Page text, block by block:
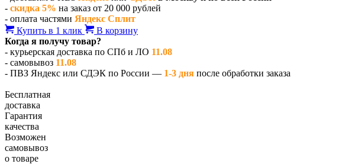
- скидка 5% на заказ от 20 000 рублей
- оплата частями Яндекс Сплит
Купить в 1 клик
В корзину
Когда я получу товар?
- курьерская доставка по СПб и ЛО 11.08
- самовывоз 11.08
- ПВЗ Яндекс или СДЭК по России — 1-3 дня после обработки заказа
Бесплатная
доставка
Гарантия
качества
Возможен
самовывоз
о товаре